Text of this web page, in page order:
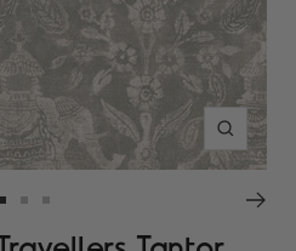
Inzoomen
naarnaar